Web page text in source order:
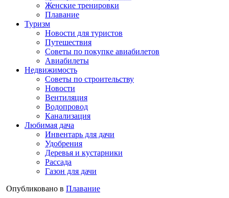
Женские тренировки
Плавание
Туризм
Новости для туристов
Путешествия
Советы по покупке авиабилетов
Авиабилеты
Недвижимость
Советы по строительству
Новости
Вентиляция
Водопровод
Канализация
Любимая дача
Инвентарь для дачи
Удобрения
Деревья и кустарники
Рассада
Газон для дачи
Опубликовано в Плавание